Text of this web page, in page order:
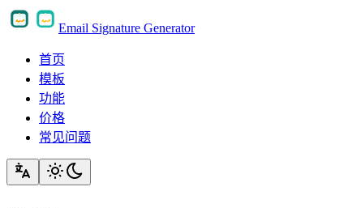
Email Signature Generator
首页
模板
功能
价格
常见问题